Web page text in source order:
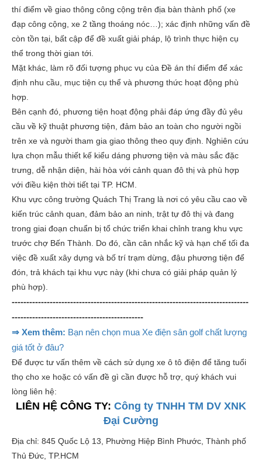
thí điểm về giao thông công cộng trên địa bàn thành phố (xe
đạp công cộng, xe 2 tầng thoáng nóc…); xác định những vấn đề
còn tồn tại, bất cập để đề xuất giải pháp, lộ trình thực hiện cụ
thể trong thời gian tới.
Mặt khác, làm rõ đối tượng phục vụ của Đề án thí điểm để xác
định nhu cầu, mục tiện cụ thể và phương thức hoạt động phù
hợp.
Bên cạnh đó, phương tiện hoạt động phải đáp ứng đầy đủ yêu
cầu về kỹ thuật phương tiện, đảm bảo an toàn cho người ngồi
trên xe và người tham gia giao thông theo quy định. Nghiên cứu
lựa chọn mẫu thiết kế kiểu dáng phương tiện và màu sắc đặc
trưng, dễ nhận diện, hài hòa với cảnh quan đô thị và phù hợp
với điều kiện thời tiết tại TP. HCM.
Khu vực công trường Quách Thị Trang là nơi có yêu cầu cao về
kiến trúc cảnh quan, đảm bảo an ninh, trật tự đô thị và đang
trong giai đoạn chuẩn bị tổ chức triển khai chỉnh trang khu vực
trước chợ Bến Thành. Do đó, cần cân nhắc kỹ và hạn chế tối đa
việc đề xuất xây dựng và bố trí trạm dừng, đậu phương tiện để
đón, trả khách tại khu vực này (khi chưa có giải pháp quản lý
phù hợp).
---------------------------------------------------------------------------------
---------------------------------------------
⇒ Xem thêm: Bạn nên chọn mua Xe điện sân golf chất lượng
giá tốt ở đâu?
Để được tư vấn thêm về cách sử dụng xe ô tô điện để tăng tuổi
thọ cho xe hoặc có vấn đề gì cần được hỗ trợ, quý khách vui
lòng liên hệ:
LIÊN HỆ CÔNG TY: Công ty TNHH TM DV XNK
Đại Cường
Địa chỉ: 845 Quốc Lộ 13, Phường Hiệp Bình Phước, Thành phố
Thủ Đức, TP.HCM